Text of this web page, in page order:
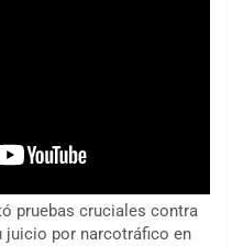
pruebas cruciales contra
juicio por narcotráfico en